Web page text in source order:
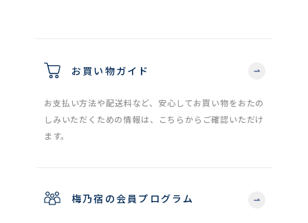
お買い物ガイド
お支払い方法や配送料など、安心してお買い物をおたの
しみいただくための情報は、こちらからご確認いただけ
ます。
梅乃宿の会員プログラム